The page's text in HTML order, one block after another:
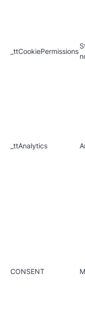
_ttCookiePermissions
_ttAnalytics
CONSENT